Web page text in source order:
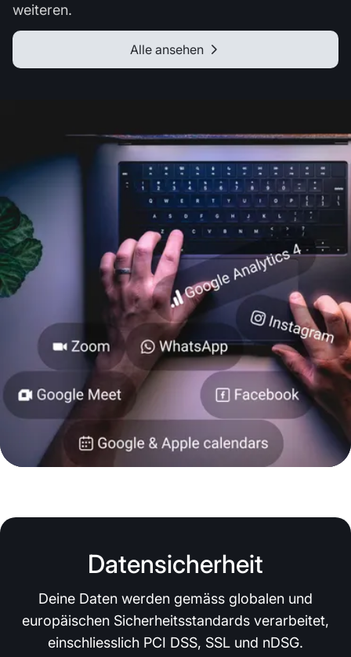
weiteren.
Alle ansehen
Datensicherheit
Deine Daten werden gemäss globalen und
europäischen Sicherheitsstandards verarbeitet,
einschliesslich PCI DSS, SSL und nDSG.